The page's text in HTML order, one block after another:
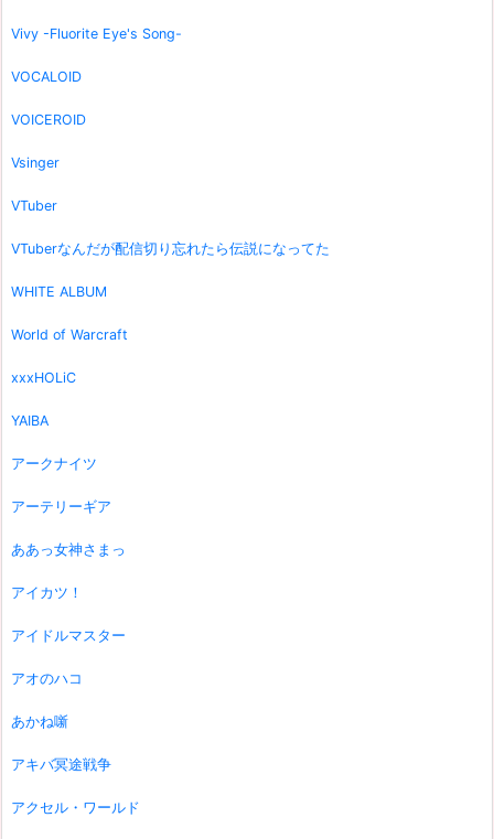
Vivy -Fluorite Eye's Song-
VOCALOID
VOICEROID
Vsinger
VTuber
VTuberなんだが配信切り忘れたら伝説になってた
WHITE ALBUM
World of Warcraft
xxxHOLiC
YAIBA
アークナイツ
アーテリーギア
ああっ女神さまっ
アイカツ！
アイドルマスター
アオのハコ
あかね噺
アキバ冥途戦争
アクセル・ワールド